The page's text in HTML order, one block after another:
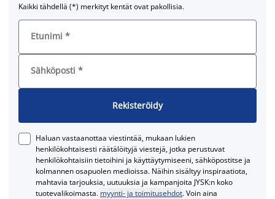
Kaikki tähdellä (*) merkityt kentät ovat pakollisia.
Etunimi *
Sähköposti *
Rekisteröidy
Haluan vastaanottaa viestintää, mukaan lukien
henkilökohtaisesti räätälöityjä viestejä, jotka perustuvat
henkilökohtaisiin tietoihini ja käyttäytymiseeni, sähköpostitse ja
kolmannen osapuolen medioissa. Näihin sisältyy inspiraatiota,
mahtavia tarjouksia, uutuuksia ja kampanjoita JYSK:n koko
tuotevalikoimasta. myynti- ja toimitusehdot. Voin aina